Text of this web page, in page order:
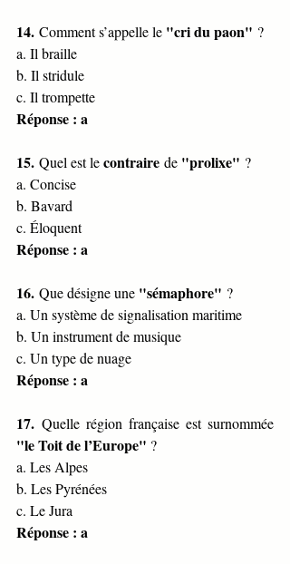
14. Comment s’appelle le "cri du paon" ?
a. Il braille
b. Il stridule
c. Il trompette
Réponse : a
15. Quel est le contraire de "prolixe" ?
a. Concise
b. Bavard
c. Éloquent
Réponse : a
16. Que désigne une "sémaphore" ?
a. Un système de signalisation maritime
b. Un instrument de musique
c. Un type de nuage
Réponse : a
17.
"le Toit de l’Europe" ?
a. Les Alpes
b. Les Pyrénées
c. Le Jura
Réponse : a